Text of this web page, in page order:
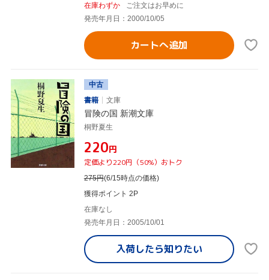
在庫わずか
ご注文はお早めに
発売年月日：2000/10/05
カートへ追加
中古
書籍
文庫
冒険の国 新潮文庫
桐野夏生
¥220円
定価より220円（50%）おトク
275円(6/15時点の価格)
獲得ポイント 2P
在庫なし
発売年月日：2005/10/01
入荷したら知りたい